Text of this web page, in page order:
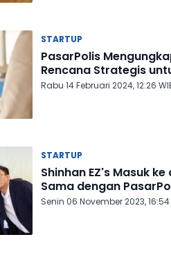
STARTUP
PasarPolis
Rencana Strategis
Rabu 14 Februari 2024, 12:26
STARTUP
Shinhan EZ's Masuk
Sama dengan
Senin 06 November 2023, 16:54